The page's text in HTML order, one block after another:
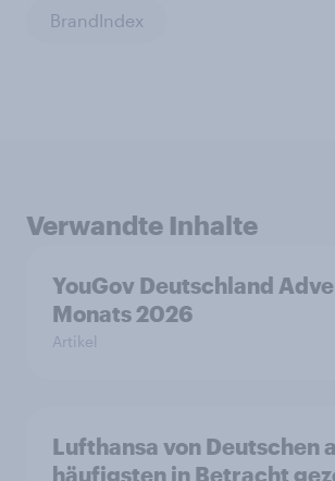
BrandIndex
Verwandte Inhalte
YouGov Deutschland
Monats 2026
Artikel
Lufthansa von Deutschen
häufigsten in Betracht